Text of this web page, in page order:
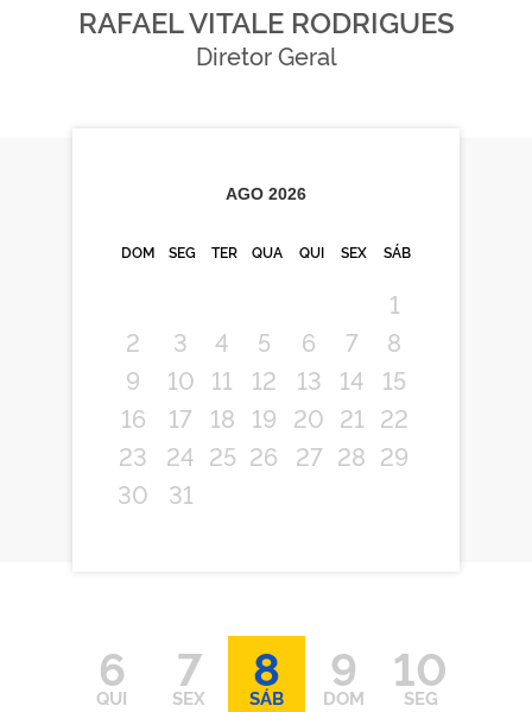
RAFAEL VITALE RODRIGUES
Diretor Geral
AGO 2026
DOM SEG TER QUA QUI SEX SÁB
1
2
3 4 5 6 7
8
9
10 11 12 13 14
15
16
17 18 19 20 21
22
23
24 25 26 27 28 29
30
31
6
QUI
7
SEX
8
SÁB
9
DOM
10
SEG